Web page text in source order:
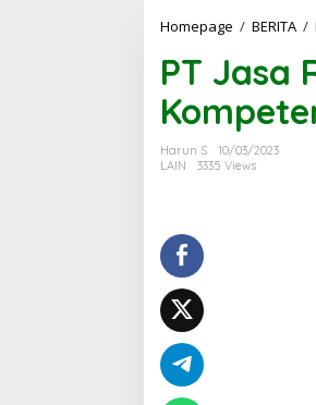
Homepage / BERITA /
PT Jasa
Harun S
10/03/2023
LAIN
3335 Views